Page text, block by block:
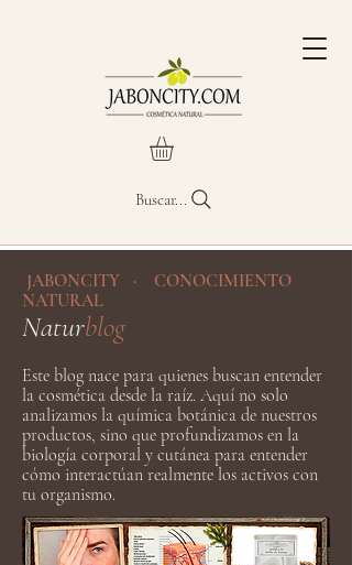
Buscar...
JABONCITY · CONOCIMIENTO
NATURAL
Naturblog
Este blog nace para quienes buscan entender
la cosmética desde la raíz. Aquí no solo
analizamos la química botánica de nuestros
productos, sino que profundizamos en la
biología corporal y cutánea para entender
cómo interactúan realmente los activos con
tu organismo.